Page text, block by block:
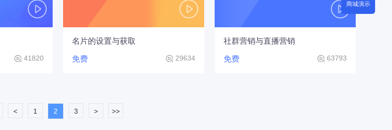
41820
名片的设置与获取
免费 29634
社群营销与直播营销
免费 63793
< 1 2 3 > >>
商城演示